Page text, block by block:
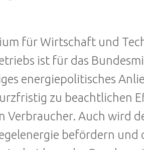
für Wirtschaft und
ist für das
energiepolitisches
zu beachtlichen
Verbraucher. Auch wird
befördern und